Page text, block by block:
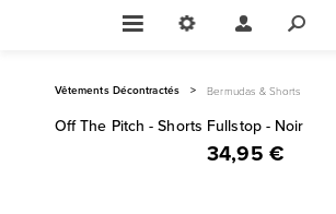
Vêtements Décontractés > Bermudas & Shorts
Off The Pitch - Shorts Fullstop - Noir
34,95 €